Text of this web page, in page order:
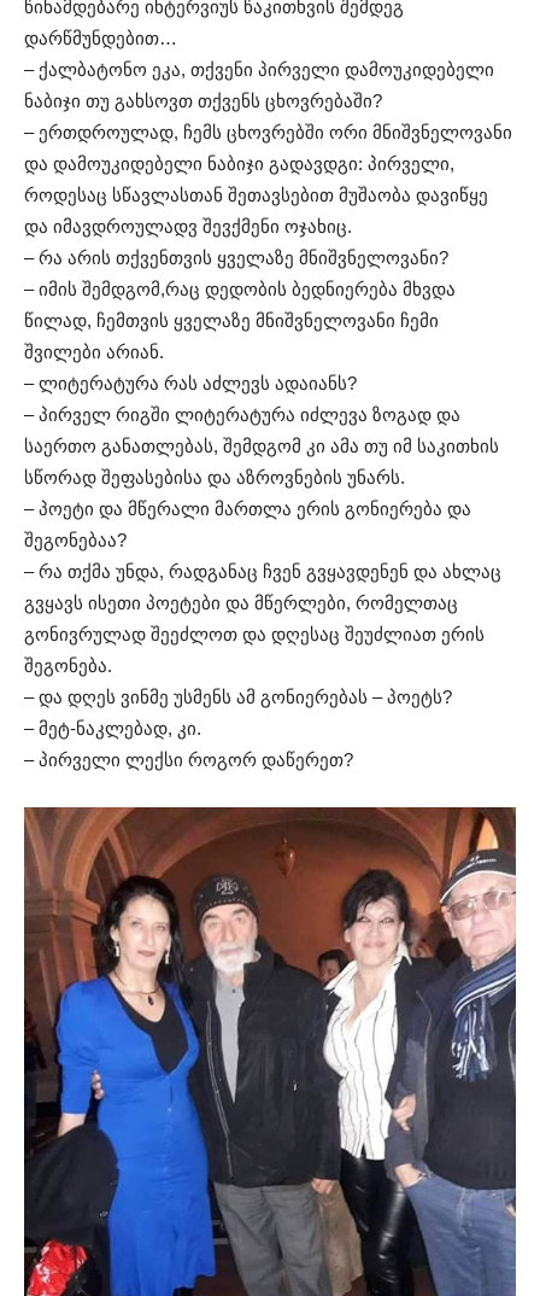
წინამდებარე ინტერვიუს წაკითხვის შემდეგ
დარწმუნდებით…
– ქალბატონო ეკა, თქვენი პირველი დამოუკიდებელი
ნაბიჯი თუ გახსოვთ თქვენს ცხოვრებაში?
– ერთდროულად, ჩემს ცხოვრებში ორი მნიშვნელოვანი
და დამოუკიდებელი ნაბიჯი გადავდგი: პირველი,
როდესაც სწავლასთან შეთავსებით მუშაობა დავიწყე
და იმავდროულადვ შევქმენი ოჯახიც.
– რა არის თქვენთვის ყველაზე მნიშვნელოვანი?
– იმის შემდგომ,რაც დედობის ბედნიერება მხვდა
წილად, ჩემთვის ყველაზე მნიშვნელოვანი ჩემი
შვილები არიან.
– ლიტერატურა რას აძლევს ადაიანს?
– პირველ რიგში ლიტერატურა იძლევა ზოგად და
საერთო განათლებას, შემდგომ კი ამა თუ იმ საკითხის
სწორად შეფასებისა და აზროვნების უნარს.
– პოეტი და მწერალი მართლა ერის გონიერება და
შეგონებაა?
– რა თქმა უნდა, რადგანაც ჩვენ გვყავდენენ და ახლაც
გვყავს ისეთი პოეტები და მწერლები, რომელთაც
გონივრულად შეეძლოთ და დღესაც შეუძლიათ ერის
შეგონება.
– და დღეს ვინმე უსმენს ამ გონიერებას – პოეტს?
– მეტ-ნაკლებად, კი.
– პირველი ლექსი როგორ დაწერეთ?